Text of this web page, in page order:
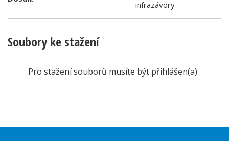
infrazávory
Soubory ke stažení
Pro stažení souborů musíte být přihlášen(a)